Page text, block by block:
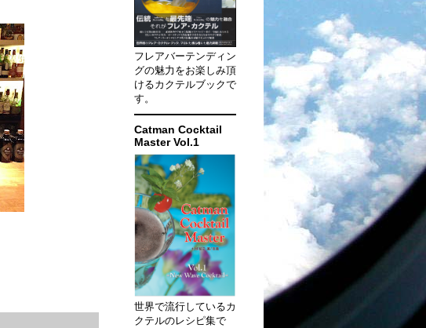
フレアバーテンディン
グの魅力をお楽しみ頂
けるカクテルブックで
す。
Catman Cocktail
Master Vol.1
世界で流行しているカ
クテルのレシピ集で